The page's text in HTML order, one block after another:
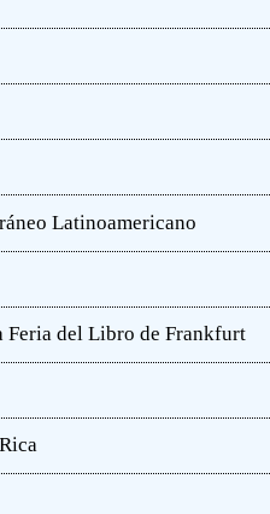
Latinoamericano
Feria del Libro de Frankfurt